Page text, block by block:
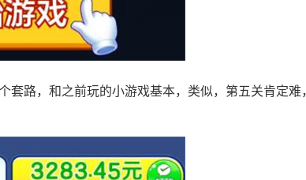
路，和之前玩的小游戏基本，类似，第五关肯定难